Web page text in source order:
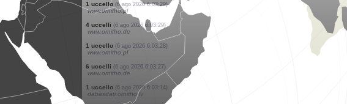
8 uccelli (6 ago 2026 6:03:30)
www.ornitho.de
1 uccello (6 ago 2026 6:03:30)
www.ornitho.de
1 uccello (6 ago 2026 6:03:30)
www.ornitho.de
2 uccelli (6 ago 2026 6:03:30)
www.ornitho.de
3 uccelli (6 ago 2026 6:03:30)
www.ornitho.de